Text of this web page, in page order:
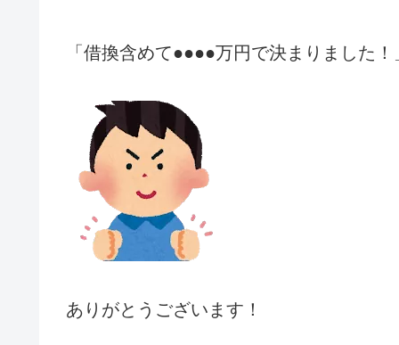
「借換含めて●●●●万円で決まりました！
ありがとうございます！